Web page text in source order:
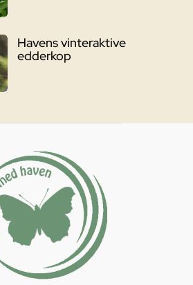
Havens vinteraktive
edderkop